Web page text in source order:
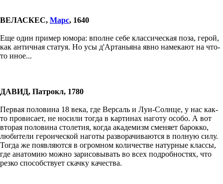
ВЕЛАСКЕС, Марс, 1640
Еще один пример юмора: вполне себе классическая поза, герой,
как античная статуя. Но усы д'Артаньяна явно намекают на что-
то иное...
ДАВИД, Патрокл, 1780
Первая половина 18 века, где Версаль и Луи-Солнце, у нас как-
то провисает, не носили тогда в картинах наготу особо. А вот
вторая половина столетия, когда академизм сменяет барокко,
любители героической наготы разворачиваются в полную силу.
Тогда же появляются в огромном количестве натурные классы,
где анатомию можно зарисовывать во всех подробностях, что
резко способствует скачку качества.